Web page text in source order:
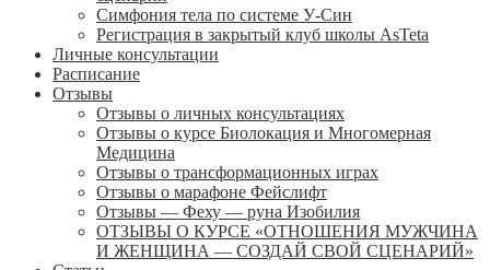
Симфония тела по системе У-Син
Регистрация в закрытый клуб школы AsTeta
Личные консультации
Расписание
Отзывы
Отзывы о личных консультациях
Отзывы о курсе Биолокация и Многомерная
Медицина
Отзывы о трансформационных играх
Отзывы о марафоне Фейслифт
Отзывы — Феху — руна Изобилия
ОТЗЫВЫ О КУРСЕ «ОТНОШЕНИЯ МУЖЧИНА
И ЖЕНЩИНА — СОЗДАЙ СВОЙ СЦЕНАРИЙ»